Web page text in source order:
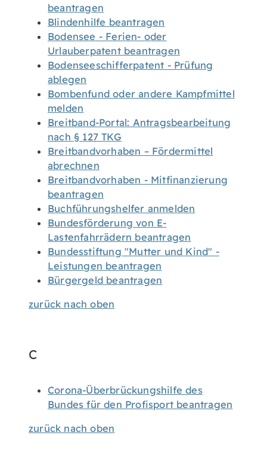
beantragen
Blindenhilfe beantragen
Bodensee - Ferien- oder
Urlauberpatent beantragen
Bodenseeschifferpatent - Prüfung
ablegen
Bombenfund oder andere Kampfmittel
melden
Breitband-Portal: Antragsbearbeitung
nach § 127 TKG
Breitbandvorhaben – Fördermittel
abrechnen
Breitbandvorhaben - Mitfinanzierung
beantragen
Buchführungshelfer anmelden
Bundesförderung von E-
Lastenfahrrädern beantragen
Bundesstiftung "Mutter und Kind" -
Leistungen beantragen
Bürgergeld beantragen
zurück nach oben
C
Corona-Überbrückungshilfe des
Bundes für den Profisport beantragen
zurück nach oben